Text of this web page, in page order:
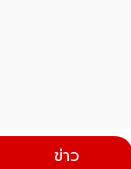
ข่าว